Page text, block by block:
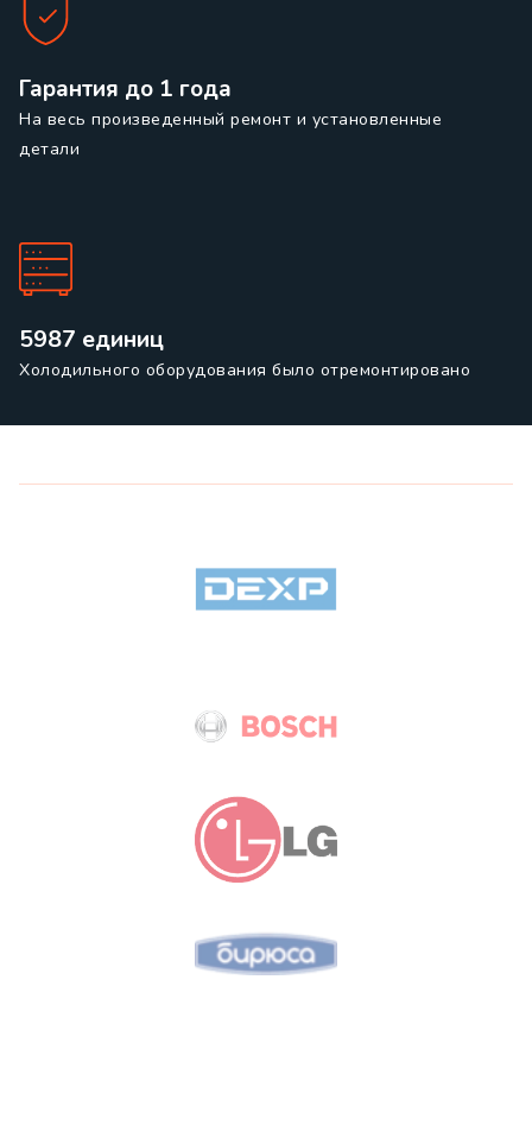
Гарантия до 1 года
На весь произведенный ремонт и установленные
детали
5987 единиц
Холодильного оборудования было отремонтировано